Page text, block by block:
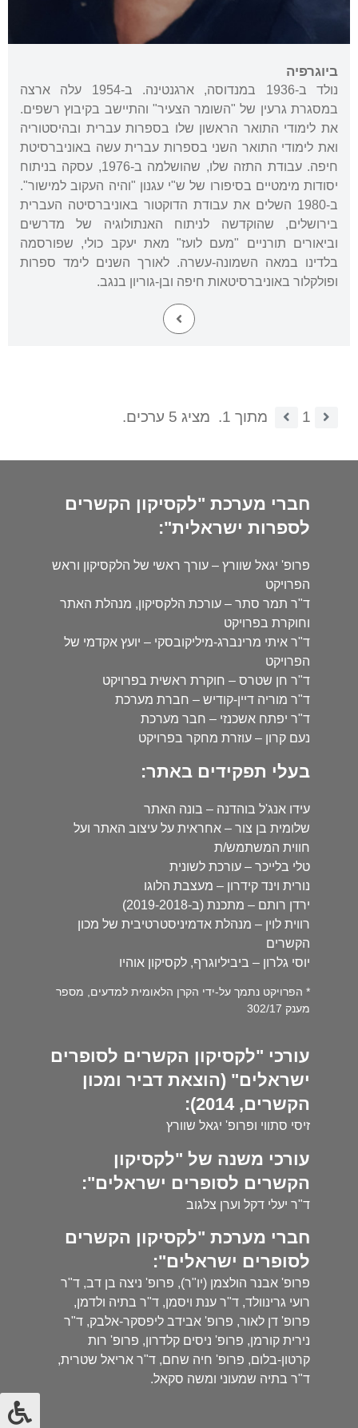
ביוגרפיה
נולד ב-1936 במנדוסה, ארגנטינה. ב-1954 עלה ארצה
במסגרת גרעין של "השומר הצעיר" והתיישב בקיבוץ רשפים.
את לימודי התואר הראשון שלו בספרות עברית ובהיסטוריה
ואת לימודי התואר השני בספרות עברית עשה באוניברסיטת
חיפה. עבודת התזה שלו, שהושלמה ב-1976, עסקה בניתוח
יסודות מימטיים בסיפורו של ש"י עגנון "והיה העקוב למישור".
ב-1980 השלים את עבודת הדוקטור באוניברסיטה העברית
בירושלים, שהוקדשה לניתוח האנתולוגיה של מדרשים
וביאורים תורניים "מעם לועז" מאת יעקב כולי, שפורסמה
בלדינו במאה השמונה-עשרה. לאורך השנים לימד ספרות
ופולקלור באוניברסיטאות חיפה ובן-גוריון בנגב.
1 מתוך 1. מציג 5 ערכים.
חברי מערכת "לקסיקון הקשרים
לספרות ישראלית":
פרופ' יגאל שוורץ – עורך ראשי של הלקסיקון וראש
הפרויקט
ד"ר תמר סתר – עורכת הלקסיקון, מנהלת האתר
וחוקרת בפרויקט
ד"ר איתי מרינברג-מיליקובסקי – יועץ אקדמי של
הפרויקט
ד"ר חן שטרס – חוקרת ראשית בפרויקט
ד"ר מוריה דיין-קודיש – חברת מערכת
ד"ר יפתח אשכנזי – חבר מערכת
נעם קרון – עוזרת מחקר בפרויקט
בעלי תפקידים באתר:
עידו אנג'ל בוהדנה – בונה האתר
שלומית בן צור – אחראית על עיצוב האתר ועל
חווית המשתמש/ת
טלי בלייכר – עורכת לשונית
נורית וינד קידרון – מעצבת הלוגו
ירדן רותם – מתכנת (ב-2019-2018)
רווית לוין – מנהלת אדמיניסטרטיבית של מכון
הקשרים
יוסי גלרון – ביביליוגרף, לקסיקון אוהיו
* הפרויקט נתמך על-ידי הקרן הלאומית למדעים, מספר
מענק 302/17
עורכי "לקסיקון הקשרים לסופרים
ישראלים" (הוצאת דביר ומכון
הקשרים, 2014):
זיסי סתווי ופרופ' יגאל שוורץ
עורכי משנה של "לקסיקון
הקשרים לסופרים ישראלים":
ד"ר יעלי דקל וערן צלגוב
חברי מערכת "לקסיקון הקשרים
לסופרים ישראלים":
פרופ' אבנר הולצמן (יו"ר), פרופ' ניצה בן דב, ד"ר
רועי גרינוולד, ד"ר ענת ויסמן, ד"ר בתיה ולדמן,
פרופ' דן לאור, פרופ' אבידב ליפסקר-אלבק, ד"ר
נירית קורמן, פרופ' ניסים קלדרון, פרופ' רות
קרטון-בלום, פרופ' חיה שחם, ד"ר אריאל שטרית,
ד"ר בתיה שמעוני ומשה סקאל.